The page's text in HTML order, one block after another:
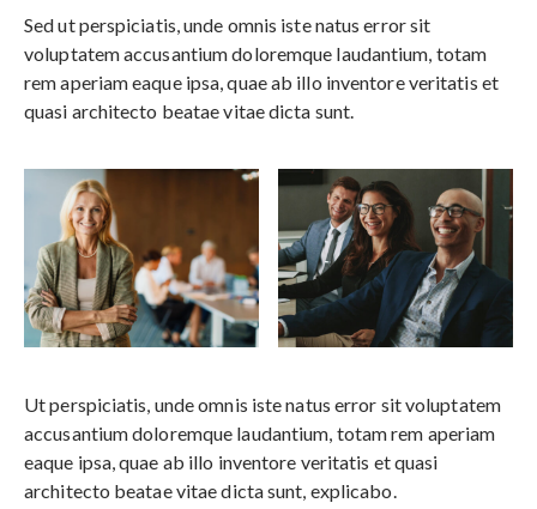
Sed ut perspiciatis, unde omnis iste natus error sit
voluptatem accusantium doloremque laudantium, totam
rem aperiam eaque ipsa, quae ab illo inventore veritatis et
quasi architecto beatae vitae dicta sunt.
Ut perspiciatis, unde omnis iste natus error sit voluptatem
accusantium doloremque laudantium, totam rem aperiam
eaque ipsa, quae ab illo inventore veritatis et quasi
architecto beatae vitae dicta sunt, explicabo.